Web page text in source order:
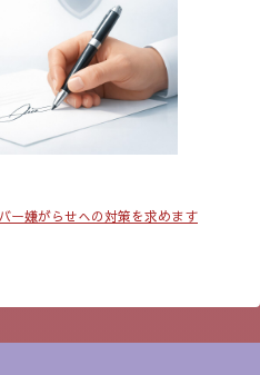
ー嫌がらせへの対策を求めます